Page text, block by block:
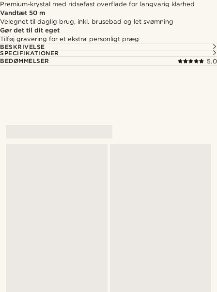
Premium-krystal med ridsefast overflade for langvarig klarhed
Vandtæt 50 m
Velegnet til daglig brug, inkl. brusebad og let svømning
Gør det til dit eget
Tilføj gravering for et ekstra personligt præg
BESKRIVELSE
SPECIFIKATIONER
BEDØMMELSER
5.0